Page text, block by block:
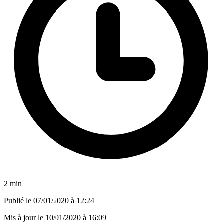
2 min
Publié le 07/01/2020 à 12:24
Mis à jour le 10/01/2020 à 16:09